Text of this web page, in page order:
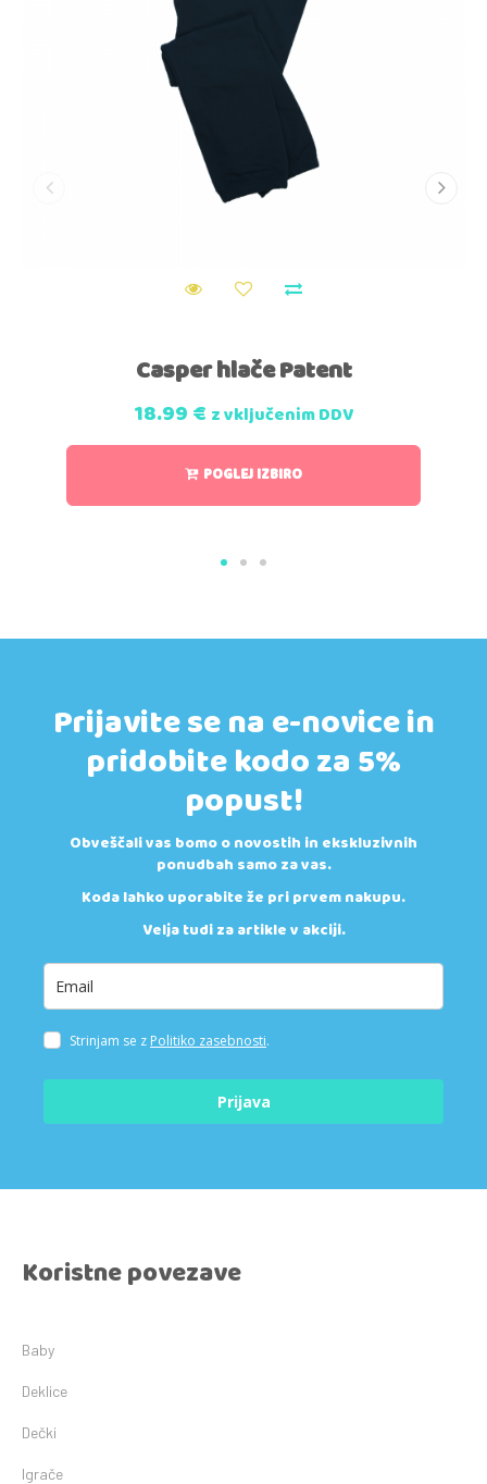
Casper hlače Patent
18.99€ z vključenim DDV
POGLEJ IZBIRO
Prijavite se na e-novice in
pridobite kodo za 5%
popust!
Obveščali vas bomo o novostih in ekskluzivnih
ponudbah samo za vas.
Koda lahko uporabite že pri prvem nakupu.
Velja tudi za artikle v akciji.
Strinjam se z Politiko zasebnosti.
Prijava
Koristne povezave
Baby
Deklice
Dečki
Igrače